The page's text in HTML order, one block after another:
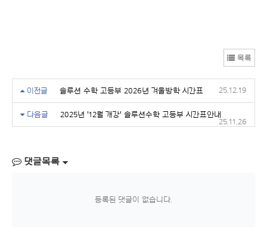
목록
이전글 솔루션 수학 고등부 2026년 겨울방학 시간표 25.12.19
다음글
2025년 '12월 개강' 솔루션수학 고등부 시간표안내
25.11.26
댓글목록
등록된 댓글이 없습니다.